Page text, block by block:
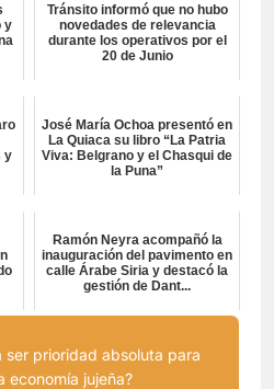
y
Tránsito informó que no hubo
novedades de relevancia
durante los operativos por el
20 de Junio
y
José María Ochoa presentó en
La Quiaca su libro “La Patria
Viva: Belgrano y el Chasqui de
la Puna”
Ramón Neyra acompañó la
inauguración del pavimento en
calle Árabe Siria y destacó la
gestión de Dant...
ser prioridad absoluta para
economía jujeña?